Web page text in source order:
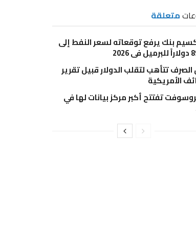
متعلقة
بنك يرفع توقعاته لسعر النفط إلى
تتأهب لتقلب الدولار قبيل تقرير
الأمريكية
تفتتح أكبر مركز بيانات لها في